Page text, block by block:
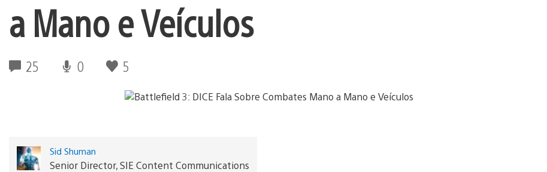
a Mano e Veículos
25 0 5
Sid Shuman
Senior Director, SIE Content Communications